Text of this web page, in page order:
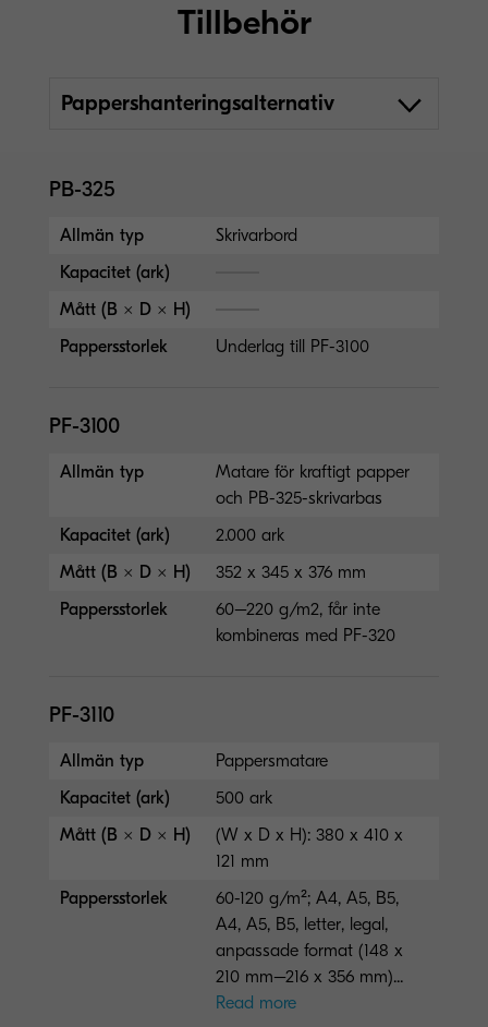
Tillbehör
Pappershanteringsalternativ
PB-325
Allmän typ
Skrivarbord
Kapacitet (ark)
Mått (B × D × H)
Pappersstorlek
Underlag till PF-3100
PF-3100
Allmän typ
Matare för kraftigt papper
och PB-325-skrivarbas
Kapacitet (ark)
2.000 ark
Mått (B × D × H)
352 x 345 x 376 mm
Pappersstorlek
60–220 g/m2, får inte
kombineras med PF-320
PF-3110
Allmän typ
Pappersmatare
Kapacitet (ark)
500 ark
Mått (B × D × H)
(W x D x H): 380 x 410 x
121 mm
Pappersstorlek
60-120 g/m²; A4, A5, B5,
A4, A5, B5, letter, legal,
anpassade format (148 x
210 mm–216 x 356 mm)...
Read more